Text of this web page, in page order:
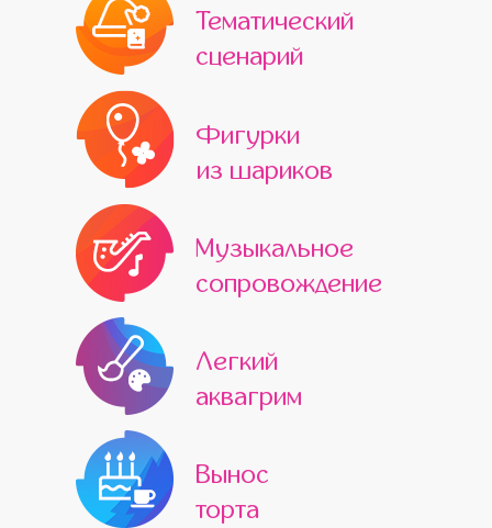
Тематический
сценарий
Фигурки
из шариков
Музыкальное
сопровождение
Легкий
аквагрим
Вынос
торта